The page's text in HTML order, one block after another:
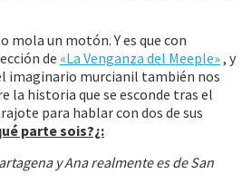
mola un motón. Y es que con
de «La Venganza del Meeple», y
imaginario murcianil también nos
la historia que se esconde tras el
para hablar con dos de sus
parte sois?¿:
y Ana realmente es de San